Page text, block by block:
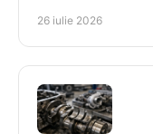
staționare.
26 iulie 2026